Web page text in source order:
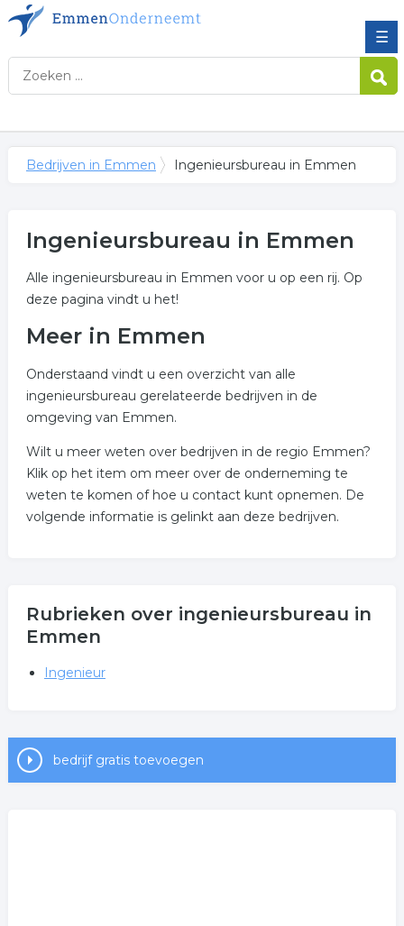
☰
Bedrijven in Emmen Ingenieursbureau in Emmen
Ingenieursbureau in Emmen
Alle ingenieursbureau in Emmen voor u op een rij. Op
deze pagina vindt u het!
Meer in Emmen
Onderstaand vindt u een overzicht van alle
ingenieursbureau gerelateerde bedrijven in de
omgeving van Emmen.
Wilt u meer weten over bedrijven in de regio Emmen?
Klik op het item om meer over de onderneming te
weten te komen of hoe u contact kunt opnemen. De
volgende informatie is gelinkt aan deze bedrijven.
Rubrieken over ingenieursbureau in
Emmen
Ingenieur
bedrijf gratis toevoegen